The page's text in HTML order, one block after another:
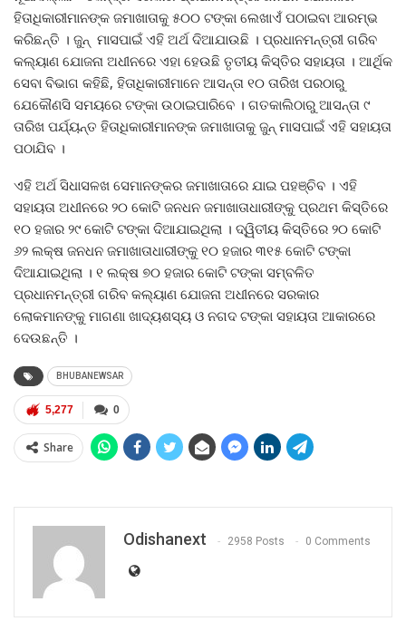
ହିତାଧିକାରୀମାନଙ୍କ ଜମାଖାତାକୁ ୫୦୦ ଟଙ୍କା ଲେଖାଏଁ ପଠାଇବା ଆରମ୍ଭ
କରିଛନ୍ତି । ଜୁନ୍‍ ମାସପାଇଁ ଏହି ଅର୍ଥ ଦିଆଯାଉଛି । ପ୍ରଧାନମନ୍ତ୍ରୀ ଗରିବ
କଲ୍ୟାଣ ଯୋଜନା ଅଧୀନରେ ଏହା ହେଉଛି ତୃତୀୟ କିସ୍ତିର ସହାୟତା । ଆର୍ଥିକ
ସେବା ବିଭାଗ କହିଛି, ହିତାଧିକାରୀମାନେ ଆସନ୍ତା ୧୦ ତାରିଖ ପରଠାରୁ
ଯେକୌଣସି ସମୟରେ ଟଙ୍କା ଉଠାଇପାରିବେ । ଗତକାଲିଠାରୁ ଆସନ୍ତା ୯
ତାରିଖ ପର୍ଯ୍ୟନ୍ତ ହିତାଧିକାରୀମାନଙ୍କ ଜମାଖାତାକୁ ଜୁନ୍‍ ମାସପାଇଁ ଏହି ସହାୟତା
ପଠାଯିବ ।
ଏହି ଅର୍ଥ ସିଧାସଳଖ ସେମାନଙ୍କର ଜମାଖାତାରେ ଯାଇ ପହଞ୍ଚିବ । ଏହି
ସହାୟତା ଅଧୀନରେ ୨୦ କୋଟି ଜନଧନ ଜମାଖାତାଧାରୀଙ୍କୁ ପ୍ରଥମ କିସ୍ତିରେ
୧୦ ହଜାର ୨୯ କୋଟି ଟଙ୍କା ଦିଆଯାଇଥିଲା । ଦ୍ୱିତୀୟ କିସ୍ତିରେ ୨୦ କୋଟି
୬୨ ଲକ୍ଷ ଜନଧନ ଜମାଖାତାଧାରୀଙ୍କୁ ୧୦ ହଜାର ୩୧୫ କୋଟି ଟଙ୍କା
ଦିଆଯାଇଥିଲା । ୧ ଲକ୍ଷ ୭୦ ହଜାର କୋଟି ଟଙ୍କା ସମ୍ବଳିତ
ପ୍ରଧାନମନ୍ତ୍ରୀ ଗରିବ କଲ୍ୟାଣ ଯୋଜନା ଅଧୀନରେ ସରକାର
ଲୋକମାନଙ୍କୁ ମାଗଣା ଖାଦ୍ୟଶସ୍ୟ ଓ ନଗଦ ଟଙ୍କା ସହାୟତା ଆକାରରେ
ଦେଉଛନ୍ତି ।
BHUBANEWSAR
0
5,277
Share
Odishanext 2958 Posts 0 Comments